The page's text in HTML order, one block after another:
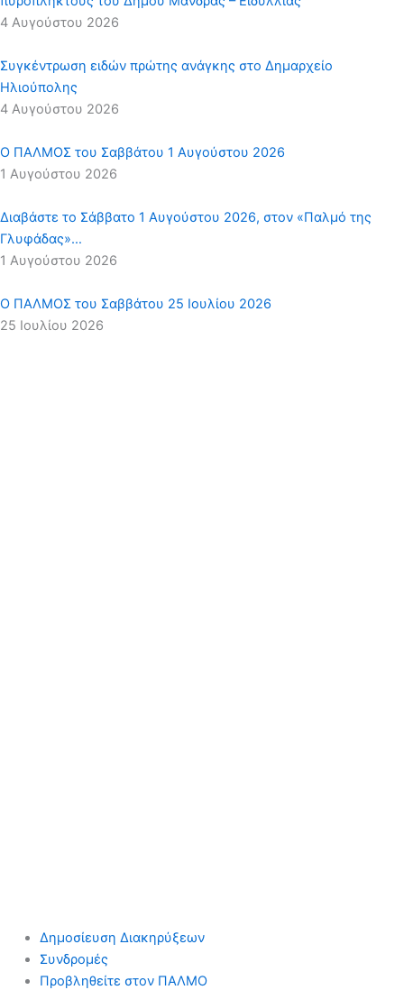
4 Αυγούστου 2026
Συγκέντρωση ειδών πρώτης ανάγκης στο Δημαρχείο
Ηλιούπολης
4 Αυγούστου 2026
Ο ΠΑΛΜΟΣ του Σαββάτου 1 Αυγούστου 2026
1 Αυγούστου 2026
Διαβάστε το Σάββατο 1 Αυγούστου 2026, στον «Παλμό της
Γλυφάδας»…
1 Αυγούστου 2026
Ο ΠΑΛΜΟΣ του Σαββάτου 25 Ιουλίου 2026
25 Ιουλίου 2026
Δημοσίευση Διακηρύξεων
Συνδρομές
Προβληθείτε στον ΠΑΛΜΟ